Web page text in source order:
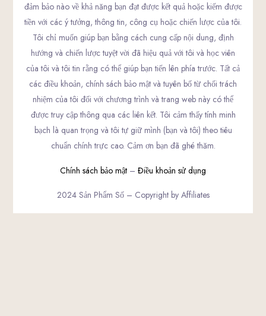
đảm bảo nào về khả năng bạn đạt được kết quả hoặc kiếm được
tiền với các ý tưởng, thông tin, công cụ hoặc chiến lược của tôi.
Tôi chỉ muốn giúp bạn bằng cách cung cấp nội dung, định
hướng và chiến lược tuyệt vời đã hiệu quả với tôi và học viên
của tôi và tôi tin rằng có thể giúp bạn tiến lên phía trước. Tất cả
các điều khoản, chính sách bảo mật và tuyên bố từ chối trách
nhiệm của tôi đối với chương trình và trang web này có thể
được truy cập thông qua các liên kết. Tôi cảm thấy tính minh
bạch là quan trọng và tôi tự giữ mình (bạn và tôi) theo tiêu
chuẩn chính trực cao. Cảm ơn bạn đã ghé thăm.
Chính sách bảo mật – Điều khoản sử dụng
2024 Sản Phẩm Số – Copyright by Affiliates